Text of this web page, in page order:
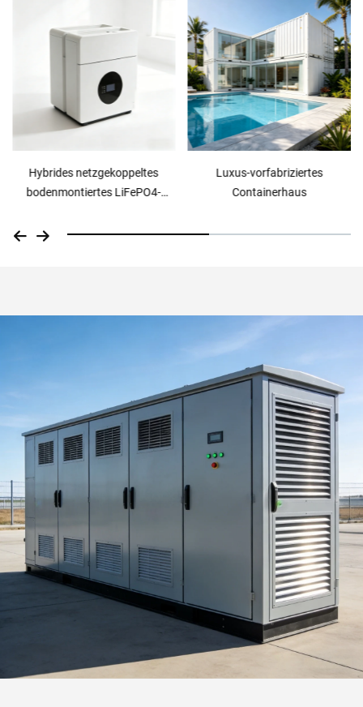
Luxus-vorfabriziertes
Containerhaus
Vorfabriziertes Containerhaus
für Hotels